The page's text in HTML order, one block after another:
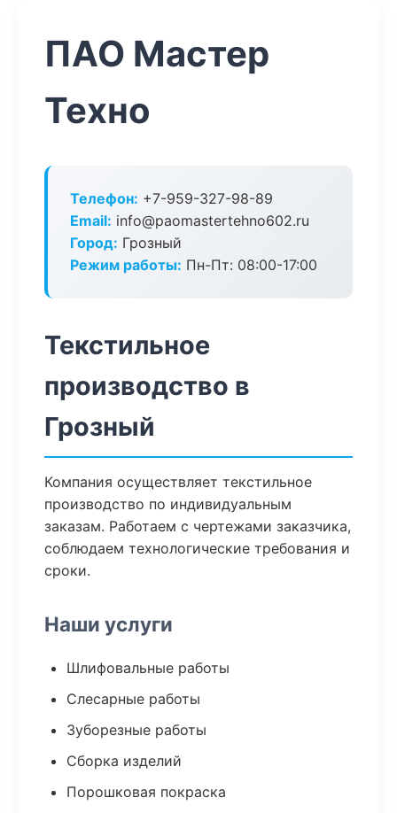
ПАО Мастер
Техно
Телефон: +7-959-327-98-89
Email: info@paomastertehno602.ru
Город: Грозный
Режим работы: Пн-Пт: 08:00-17:00
Текстильное
производство в
Грозный
Компания осуществляет текстильное
производство по индивидуальным
заказам. Работаем с чертежами заказчика,
соблюдаем технологические требования и
сроки.
Наши услуги
Шлифовальные работы
Слесарные работы
Зуборезные работы
Сборка изделий
Порошковая покраска